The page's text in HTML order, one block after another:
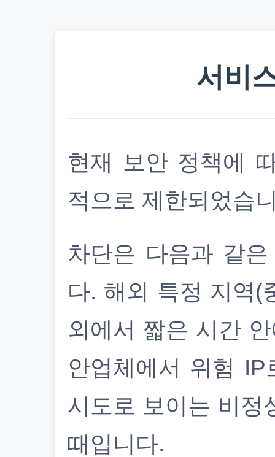
서비
현재 보안 정책에
적으로 제한되었습
차단은 다음과 같
다. 해외 특정 지역(
외에서 짧은 시간
안업체에서 위험
시도로 보이는 비정
때입니다.